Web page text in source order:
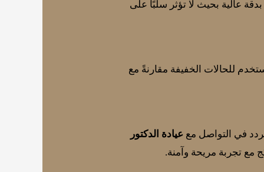
عالية بحيث لا تؤثر سلبًا على
للحالات الخفيفة مقارنةً مع
في التواصل مع عيادة الدكتور
تجربة مريحة وآمنة.